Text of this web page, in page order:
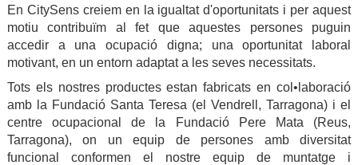
En CitySens creiem en la igualtat d'oportunitats i per aquest
motiu contribuïm al fet que aquestes persones puguin
accedir a una ocupació digna; una oportunitat laboral
motivant, en un entorn adaptat a les seves necessitats.
Tots els nostres productes estan fabricats en col•laboració
amb la Fundació Santa Teresa (el Vendrell, Tarragona) i el
centre ocupacional de la Fundació Pere Mata (Reus,
Tarragona), on un equip de persones amb diversitat
funcional conformen el nostre equip de muntatge i